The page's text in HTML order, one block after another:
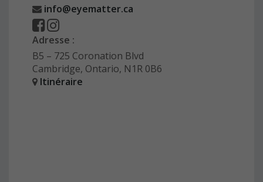
info@eyematter.ca
Adresse :
B5 – 725 Coronation Blvd
Cambridge, Ontario, N1R 0B6
Itinéraire